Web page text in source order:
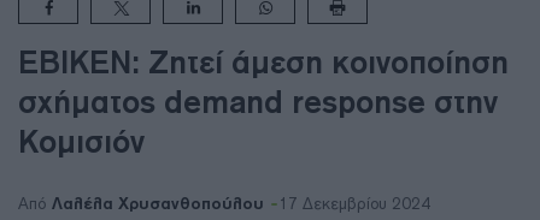
ΕΒΙΚΕΝ: Ζητεί άμεση κοινοποίηση
σχήματος demand response στην
Κομισιόν
Από Λαλέλα Χρυσανθοπούλου 17 Δεκεμβρίου 2024